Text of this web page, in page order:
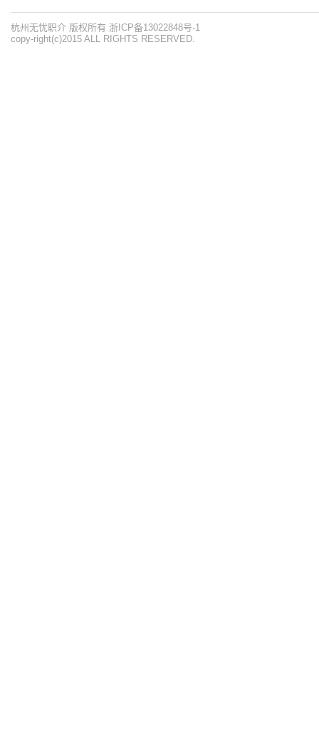
杭州无忧职介 版权所有 浙ICP备13022848号-1
copy-right(c)2015 ALL RIGHTS RESERVED.